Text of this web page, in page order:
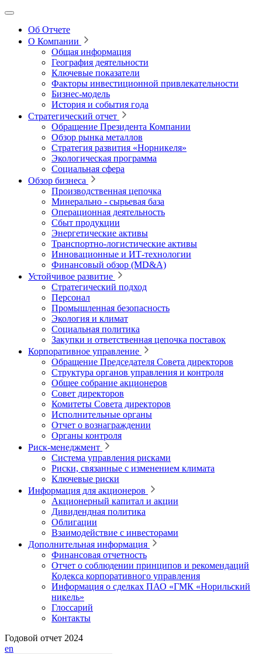
Об Отчете
О Компании
Общая информация
География деятельности
Ключевые показатели
Факторы инвестиционной привлекательности
Бизнес-модель
История и события года
Стратегический отчет
Обращение Президента Компании
Обзор рынка металлов
Стратегия развития «Норникеля»
Экологическая программа
Социальная сфера
Обзор бизнеса
Производственная цепочка
Минерально ‑ сырьевая база
Операционная деятельность
Сбыт продукции
Энергетические активы
Транспортно-логистические активы
Инновационные и ИТ‑технологии
Финансовый обзор (MD&A)
Устойчивое развитие
Стратегический подход
Персонал
Промышленная безопасность
Экология и климат
Социальная политика
Закупки и ответственная цепочка поставок
Корпоративное управление
Обращение Председателя Совета директоров
Структура органов управления и контроля
Общее собрание акционеров
Совет директоров
Комитеты Совета директоров
Исполнительные органы
Отчет о вознаграждении
Органы контроля
Риск-менеджмент
Система управления рисками
Риски, связанные с изменением климата
Ключевые риски
Информация для акционеров
Акционерный капитал и акции
Дивидендная политика
Облигации
Взаимодействие с инвесторами
Дополнительная информация
Финансовая отчетность
Отчет о соблюдении принципов и рекомендаций
Кодекса корпоративного управления
Информация о сделках ПАО «ГМК «Норильский
никель»
Глоссарий
Контакты
Годовой отчет 2024
en